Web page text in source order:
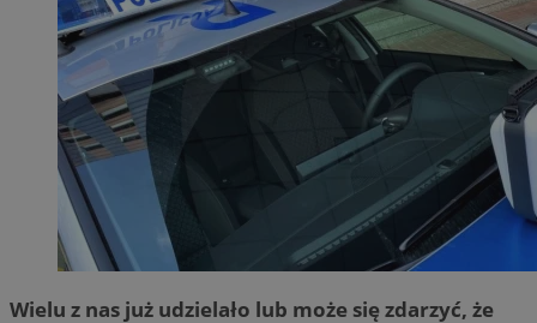
Wielu z nas już udzielało lub może się zdarzyć, że